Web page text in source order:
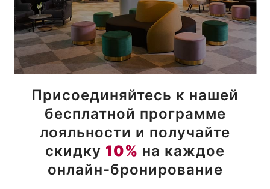
Присоединяйтесь к нашей
бесплатной программе
лояльности и получайте
скидку 10% на каждое
онлайн-бронирование